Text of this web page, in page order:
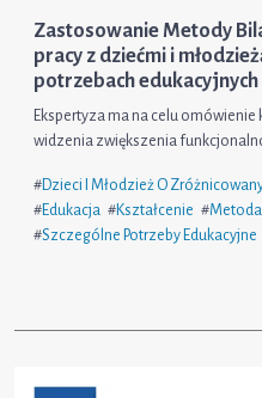
Zastosowanie Metody
pracy z dziećmi i
potrzebach edukacyjnych
Ekspertyza ma na celu
widzenia zwiększenia
#Dzieci I Młodzież O
#Edukacja #Kształcenie #
#Szczególne Potrzeby Edukacyjne